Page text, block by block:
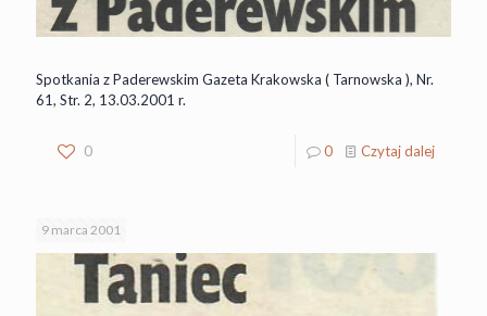
Spotkania z Paderewskim Gazeta Krakowska ( Tarnowska ), Nr.
61, Str. 2, 13.03.2001 r.
0 0 Czytaj dalej
9 marca 2001